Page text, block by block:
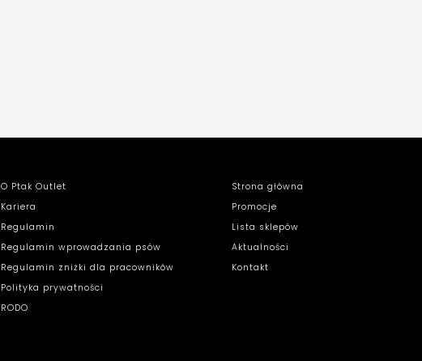
O Ptak Outlet
Kariera
Regulamin
Regulamin wprowadzania psów
Regulamin zniżki dla pracowników
Polityka prywatności
RODO
Strona główna
Promocje
Lista sklepów
Aktualności
Kontakt